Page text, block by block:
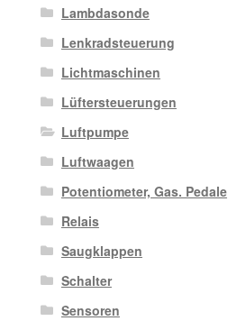
Lambdasonde
Lenkradsteuerung
Lichtmaschinen
Lüftersteuerungen
Luftpumpe
Luftwaagen
Potentiometer, Gas. Pedale
Relais
Saugklappen
Schalter
Sensoren